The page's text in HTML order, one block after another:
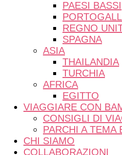
PAESI BASSI
REGNO
SPAGNA
ASIA
THAILANDIA
TURCHIA
AFRICA
EGITTO
VIAGGIARE CON
CONSIGLI DI
PARCHI A TEMA
CHI SIAMO
COLLABORAZIONI